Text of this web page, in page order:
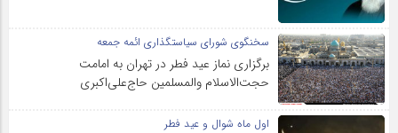
سخنگوی شورای سیاستگذاری ائمه جمعه
برگزاری نماز عید فطر در تهران به امامت
حجت‌الاسلام والمسلمین حاج‌علی‌اکبری
اول ماه شوال و عید فطر